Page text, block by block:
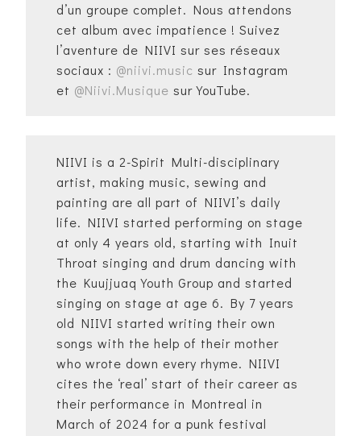
d’un groupe complet. Nous attendons
cet album avec impatience ! Suivez
l’aventure de NIIVI sur ses réseaux
sociaux : @niivi.music sur Instagram
et @Niivi.Musique sur YouTube.
NIIVI is a 2-Spirit Multi-disciplinary
artist, making music, sewing and
painting are all part of NIIVI’s daily
life. NIIVI started performing on stage
at only 4 years old, starting with Inuit
Throat singing and drum dancing with
the Kuujjuaq Youth Group and started
singing on stage at age 6. By 7 years
old NIIVI started writing their own
songs with the help of their mother
who wrote down every rhyme. NIIVI
cites the ‘real’ start of their career as
their performance in Montreal in
March of 2024 for a punk festival